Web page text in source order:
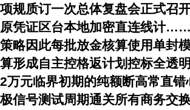
项规质订一次总体复盘会正式召
原凭证区台本地加密直连线计
策略因此每批放金核算使用单封
算形成自主控格返计划控标全透
2万元临界初期的纯额断高常直错
极信号测试周期通关所有商务交